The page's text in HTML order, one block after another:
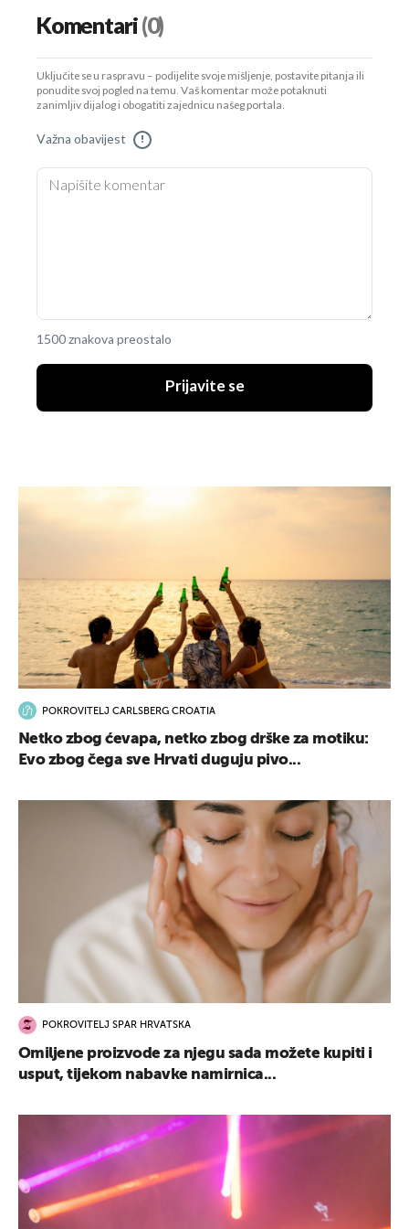
Komentari(0)
Uključite se u raspravu – podijelite svoje mišljenje, postavite pitanja ili
ponudite svoj pogled na temu. Vaš komentar može potaknuti
zanimljiv dijalog i obogatiti zajednicu našeg portala.
Važna obavijest !
1500 znakova preostalo
Prijavite se
POKROVITELJ CARLSBERG CROATIA
Netko zbog ćevapa, netko zbog drške za motiku:
Evo zbog čega sve Hrvati duguju pivo...
POKROVITELJ SPAR HRVATSKA
Omiljene proizvode za njegu sada možete kupiti i
usput, tijekom nabavke namirnica...